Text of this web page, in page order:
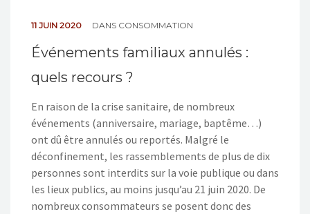
11 JUIN 2020 DANS CONSOMMATION
Événements familiaux annulés :
quels recours ?
En raison de la crise sanitaire, de nombreux
événements (anniversaire, mariage, baptême…)
ont dû être annulés ou reportés. Malgré le
déconfinement, les rassemblements de plus de dix
personnes sont interdits sur la voie publique ou dans
les lieux publics, au moins jusqu’au 21 juin 2020. De
nombreux consommateurs se posent donc des